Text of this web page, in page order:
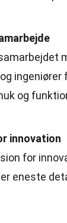
ingeniører
og
innovation
for
eneste